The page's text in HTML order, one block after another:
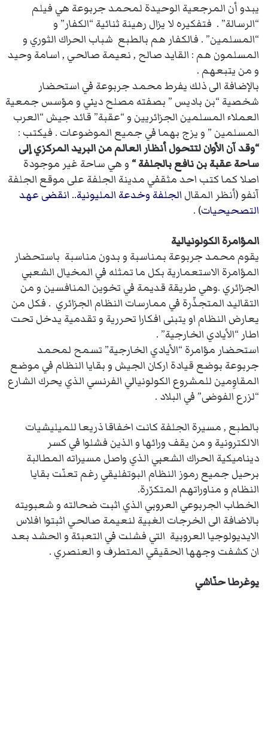
يبدو أن المرجعية الوحيدة لمحمد جربوعة هي فيلم
“الرسالة” . فتفكيره لا يزال رهينة ثنائية “الكفار” و
“المسلمين” . فالكفار هم بالطبع شباب الحراك الثوري و
المسلمون هم : القايد صالح , نعيمة صالحي , اسامة وحيد
و من يتبعهم .
بالإضافة الى ذلك يفرط محمد جربوعة في استحضار
شخصية “بن باديس ” بصفته مصلح ديني و مؤسس جمعية
العملاء المسلمين الجزائريين و “عقبة” قائد جيش “العرب
المسلمين ” و يزج بهما في جميع الموضوعات . فيكتب :
“وقد آن الأوان لتتحول أنظار العالم من البريد المركزي إلى
ساحة عقبة بن نافع بالجلفة “ و هي ساحة غير موجودة
اصلا كما كتب احد مثقفي مدينة الجلفة على موقع الجلفة
آنفو (أنظر المقال الجلفة وخدعة المليونية.. انقضى عهد
التصحيحيات) .
المؤامرة الكولونيالية
يقوم محمد جربوعة بمناسبة و بدون مناسبة باستحضار
المؤامرة الاستعمارية بكل ما تمثله في المخيال الشعبي
الجزائري .وهي طريقة قديمة في تخوين المنافسين و من
التقاليد المتجذّرة في ممارسات النظام الجزائري . فكل من
يعارض النظام او يتبنى افكارا تحررية و تقدمية يدخل تحت
اطار “الأيادي الخارجية” .
استحضار مؤامرة “الأيادي الخارجية” تسمح لمحمد
جربوعة بوضع قيادة اركان الجيش و بقايا النظام في موضع
المقاوِمين للمشروع الكولونيالي الفرنسي الذي يحرك الشارع
“لزرع الفوضى” في البلاد .
بالطبع , مسيرة الجلفة كانت اخفاقا ذريعا للميليشيات
الالكترونية و من يقف ورائها و الذين فشلوا في كسر
ديناميكية الحراك الشعبي الذي واصل مسيراته المطالبة
برحيل جميع رموز النظام البوتفليقي رغم تعنّت بقايا
النظام و مناوراتهم المتكرّرة.
الخطاب الجربوعي العروبي الذي اثبت ضحالته و شعبويته
بالاضافة الى الخرجات الغبية لنعيمة صالحي اثبتوا افلاس
الايديولوجيا العروبية التي فشلت في التعبئة و الحشد بعد
ان كشفت وجهها الحقيقي المتطرف و العنصري .
يوغرطا حنّاشي